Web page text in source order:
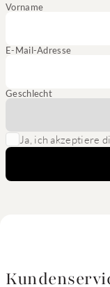
Vorname
E-Mail-Adresse
Geschlecht
Ja, ich akzeptiere